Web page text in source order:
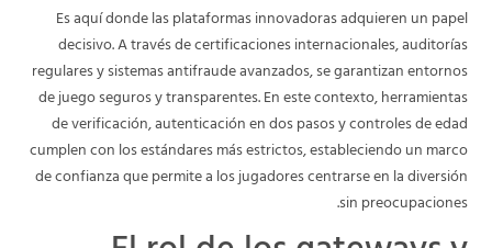
Es aquí donde las plataformas innovadoras adquieren un papel
decisivo. A través de certificaciones internacionales, auditorías
regulares y sistemas antifraude avanzados, se garantizan entornos
de juego seguros y transparentes. En este contexto, herramientas
de verificación, autenticación en dos pasos y controles de edad
cumplen con los estándares más estrictos, estableciendo un marco
de confianza que permite a los jugadores centrarse en la diversión
sin preocupaciones.